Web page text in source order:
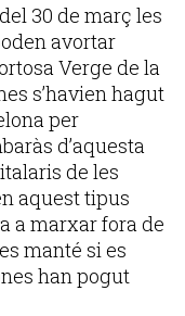
30 de març les
avortar
Verge de la
s’havien hagut
per
d’aquesta
de les
aquest tipus
a marxar fora de
manté si es
han pogut